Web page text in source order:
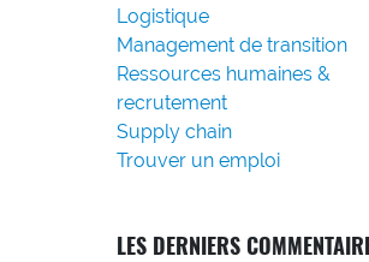
Logistique
Management de transition
Ressources humaines &
recrutement
Supply chain
Trouver un emploi
LES DERNIERS